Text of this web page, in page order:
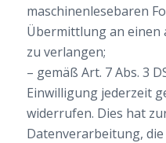
maschinenlesebaren
Übermittlung an einen
zu verlangen;
– gemäß Art. 7 Abs. 3
Einwilligung jederzeit
widerrufen. Dies hat
Datenverarbeitung,